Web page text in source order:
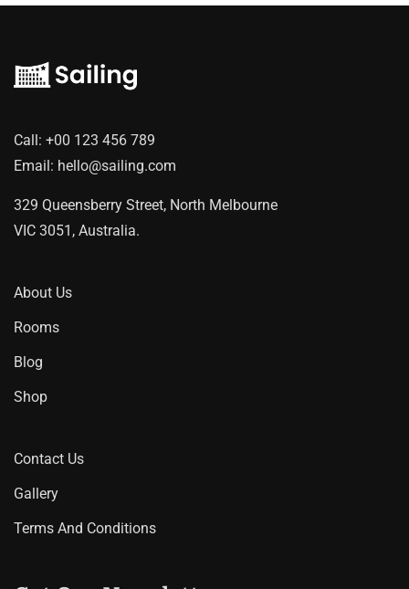
Call: +00 123 456 789
Email: hello@sailing.com
329 Queensberry Street, North Melbourne
VIC 3051, Australia.
About Us
Rooms
Blog
Shop
Contact Us
Gallery
Terms And Conditions